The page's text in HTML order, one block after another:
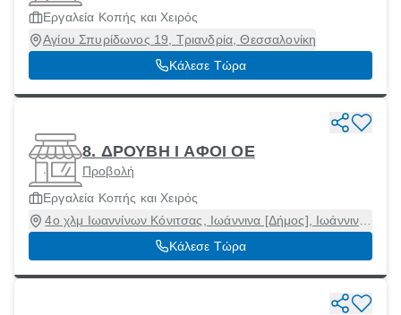
Εργαλεία Κοπής και Χειρός
Αγίου Σπυρίδωνος 19, Τριανδρία, Θεσσαλονίκη
Κάλεσε Τώρα
8. ΔΡΟΥΒΗ Ι ΑΦΟΙ ΟΕ
Προβολή
Εργαλεία Κοπής και Χειρός
4ο χλμ Ιωαννίνων Κόνιτσας, Ιωάννινα [Δήμος], Ιωάννινα,
45500
Κάλεσε Τώρα